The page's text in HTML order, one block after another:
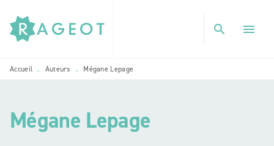
MENU RECHERCHE
PIED DE PAGE
search menu
Accueil • Auteurs • Mégane Lepage
Mégane Lepage